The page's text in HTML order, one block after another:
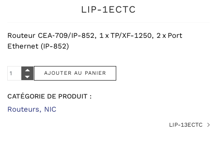
LIP-1ECTC
Routeur CEA‑709/IP-852, 1 x TP/XF-1250, 2 x Port
Ethernet (IP-852)
CATÉGORIE DE PRODUIT :
Routeurs, NIC
LIP-13ECTC